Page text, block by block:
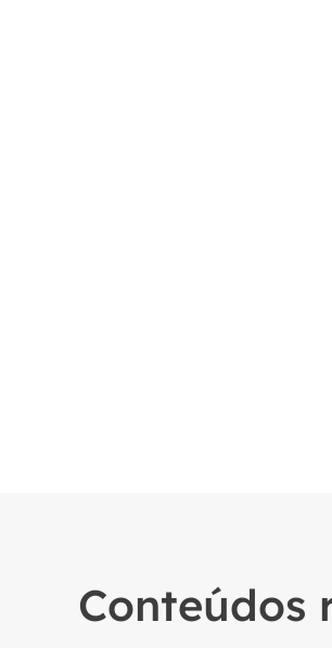
Conteúdos